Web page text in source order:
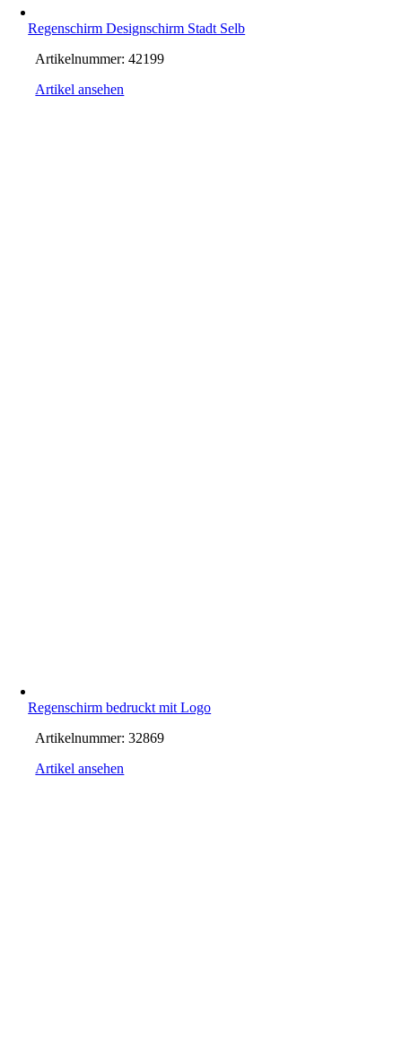
Regenschirm Designschirm Stadt Selb
Artikelnummer:42199
Artikel ansehen
Regenschirm bedruckt mit Logo
Artikelnummer:32869
Artikel ansehen